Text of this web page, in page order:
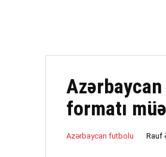
formatı
Azərbaycan futbolu Rauf